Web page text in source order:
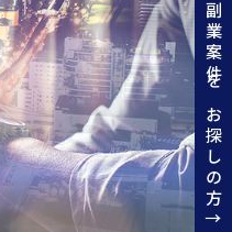
副業案件をお探しの方↑